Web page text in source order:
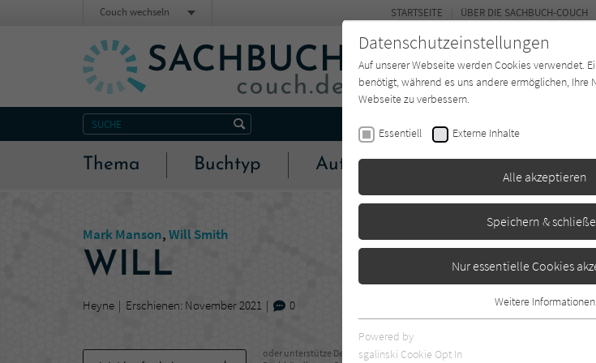
Thema Buchtyp Autor*in Verlage
STARTSEITE ÜBER DIE SACHBUCH-COUCH
Couch wechseln
Mark Manson,Will Smith
WILL
Heyne Erschienen: November 2021 0
oder unterstütze Deinen
Datenschutzeinstellungen
Auf unserer Webseite werden Cookies verwendet.
benötigt, während es uns andere ermöglichen, Ihre
Webseite zu verbessern.
Essentiell Externe Inhalte
Alle akzeptieren
Speichern &
Nur essentielle Cookies
Essentielle Cookies werden für grundlegende
benötigt. Dadurch ist gewährleistet, dass die
Weitere Informationen
Powered by
sgalinski Cookie Opt In